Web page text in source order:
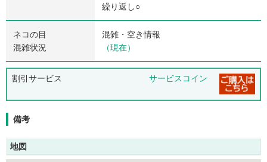
繰り返し○
ネコの目
混雑状況
混雑・空き情報
（現在）
割引サービス サービスコイン
備考
地図